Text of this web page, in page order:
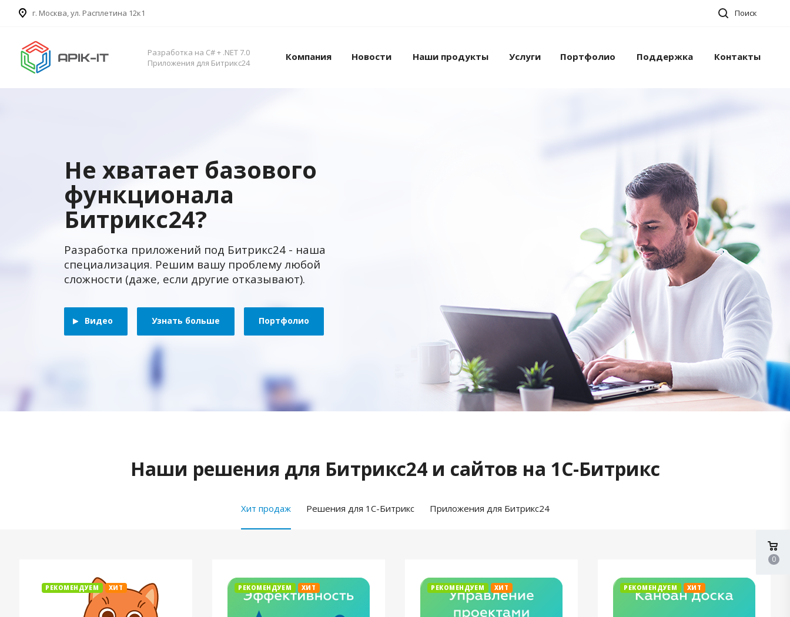
​г. Москва, ул. Расплетина 12к1 Поиск
Разработка на C# + .NET 7.0
Приложения для Битрикс24
Компания Новости Наши продукты Услуги Портфолио Поддержка Контакты
Не хватает базового
функционала
Битрикс24?
Разработка приложений под Битрикс24 - наша
специализация. Решим вашу проблему любой
сложности (даже, если другие отказывают).
Видео Узнать больше Портфолио
Наши решения для Битрикс24 и сайтов на 1С-Битрикс
Хит продаж Решения для 1С-Битрикс Приложения для Битрикс24
РЕКОМЕНДУЕМ ХИТ РЕКОМЕНДУЕМ ХИТ РЕКОМЕНДУЕМ ХИТ РЕКОМЕНДУЕМ ХИТ
0